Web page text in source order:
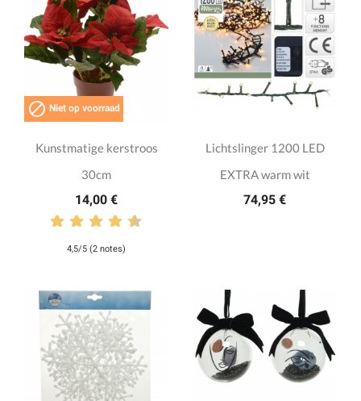
 Niet op voorraad
Kunstmatige kerstroos
30cm
14,00 €
4,5/5 (2 notes)
Lichtslinger 1200 LED
EXTRA warm wit
74,95 €